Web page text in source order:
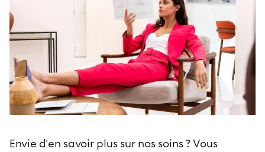
Envie d'en savoir plus sur nos soins ? Vous